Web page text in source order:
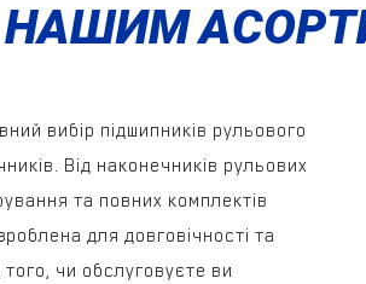
НАШИМ
вибір підшипників рульового
Від наконечників рульових
та повних комплектів
для довговічності та
чи обслуговуєте ви